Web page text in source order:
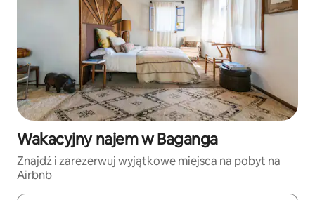
Wakacyjny najem w Baganga
Znajdź i zarezerwuj wyjątkowe miejsca na pobyt na
Airbnb